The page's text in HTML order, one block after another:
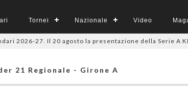
Tornei Nazionale Video
27. Il 20 agosto la presentazione della Serie A KINTO
21 Regionale - Girone A